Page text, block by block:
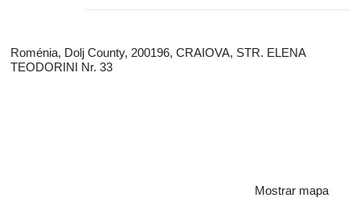
Roménia, Dolj County, 200196, CRAIOVA, STR. ELENA
TEODORINI Nr. 33
Mostrar mapa